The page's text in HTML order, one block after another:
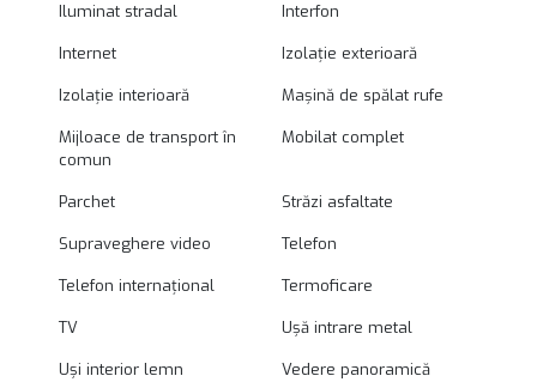
Iluminat stradal Interfon
Internet Izolație exterioară
Izolație interioară Mașină de spălat rufe
Mijloace de transport în
comun
Mobilat complet
Parchet Străzi asfaltate
Supraveghere video Telefon
Telefon internațional Termoficare
TV Ușă intrare metal
Uși interior lemn Vedere panoramică